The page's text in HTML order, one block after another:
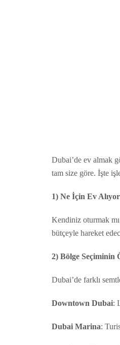
Dubai’de ev almak
tam size göre. İşte
1) Ne İçin Ev
Kendiniz oturmak mı
bütçeyle hareket
2) Bölge Seçiminin
Dubai’de farklı
Downtown Dubai:
Dubai Marina: